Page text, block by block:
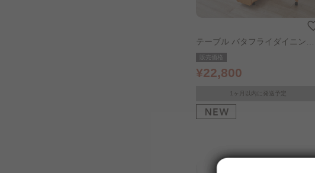
テーブル バタフライダイニング
テーブル ナチュラル
販売価格
¥22,800
1ヶ月以内に発送予定